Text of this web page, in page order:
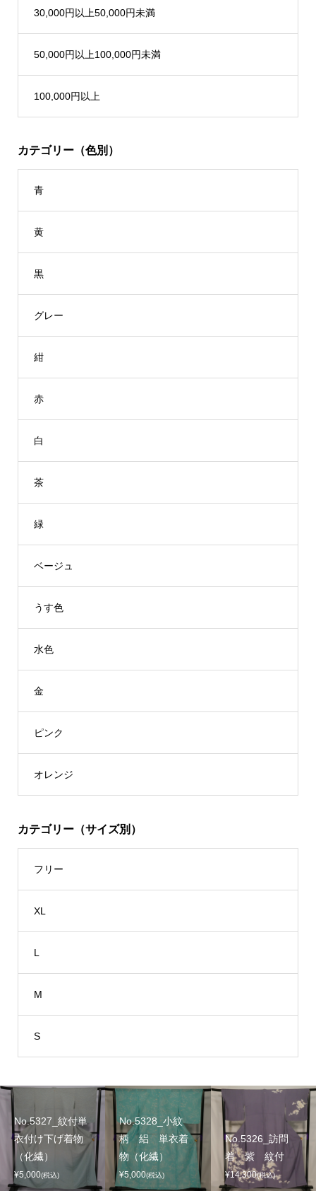
30,000円以上50,000円未満
50,000円以上100,000円未満
100,000円以上
カテゴリー（色別）
青
黄
黒
グレー
紺
赤
白
茶
緑
ベージュ
うす色
水色
金
ピンク
オレンジ
カテゴリー（サイズ別）
フリー
XL
L
M
S
No.5327_紋付単
衣付け下げ着物
（化繊）
¥5,000(税込)
No.5328_小紋
柄 絽 単衣着
物（化繊）
¥5,000(税込)
No.5326_訪問
着 紫 紋付
¥14,300(税込)